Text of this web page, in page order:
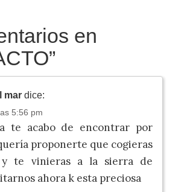
en
”
mar dice:
5:56 pm
te acabo de encontrar por
proponerte que cogieras
te vinieras a la sierra de
ahora k esta preciosa